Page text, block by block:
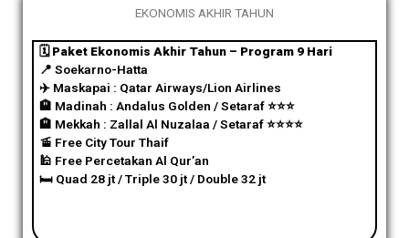
EKONOMIS AKHIR TAHUN
🗓️ Paket Ekonomis Akhir Tahun – Program 9 Hari
📍 Soekarno-Hatta
✈️ Maskapai : Qatar Airways/Lion Airlines
🏨 Madinah : Andalus Golden / Setaraf⭐️⭐️⭐️
🏨 Mekkah : Zallal Al Nuzalaa / Setaraf⭐️⭐️⭐️⭐️
🚡 Free City Tour Thaif
🕌 Free Percetakan Al Qur’an
🛏️ Quad 28 jt / Triple 30 jt / Double 32 jt